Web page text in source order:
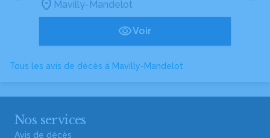
Mavilly-Mandelot
Voir
Tous les avis de décès à Mavilly-Mandelot
Nos services
Avis de décès